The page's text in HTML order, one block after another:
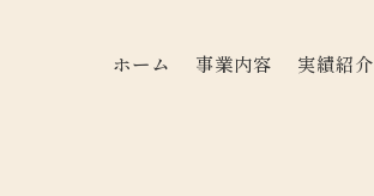
ホーム 事業内容 実績紹介